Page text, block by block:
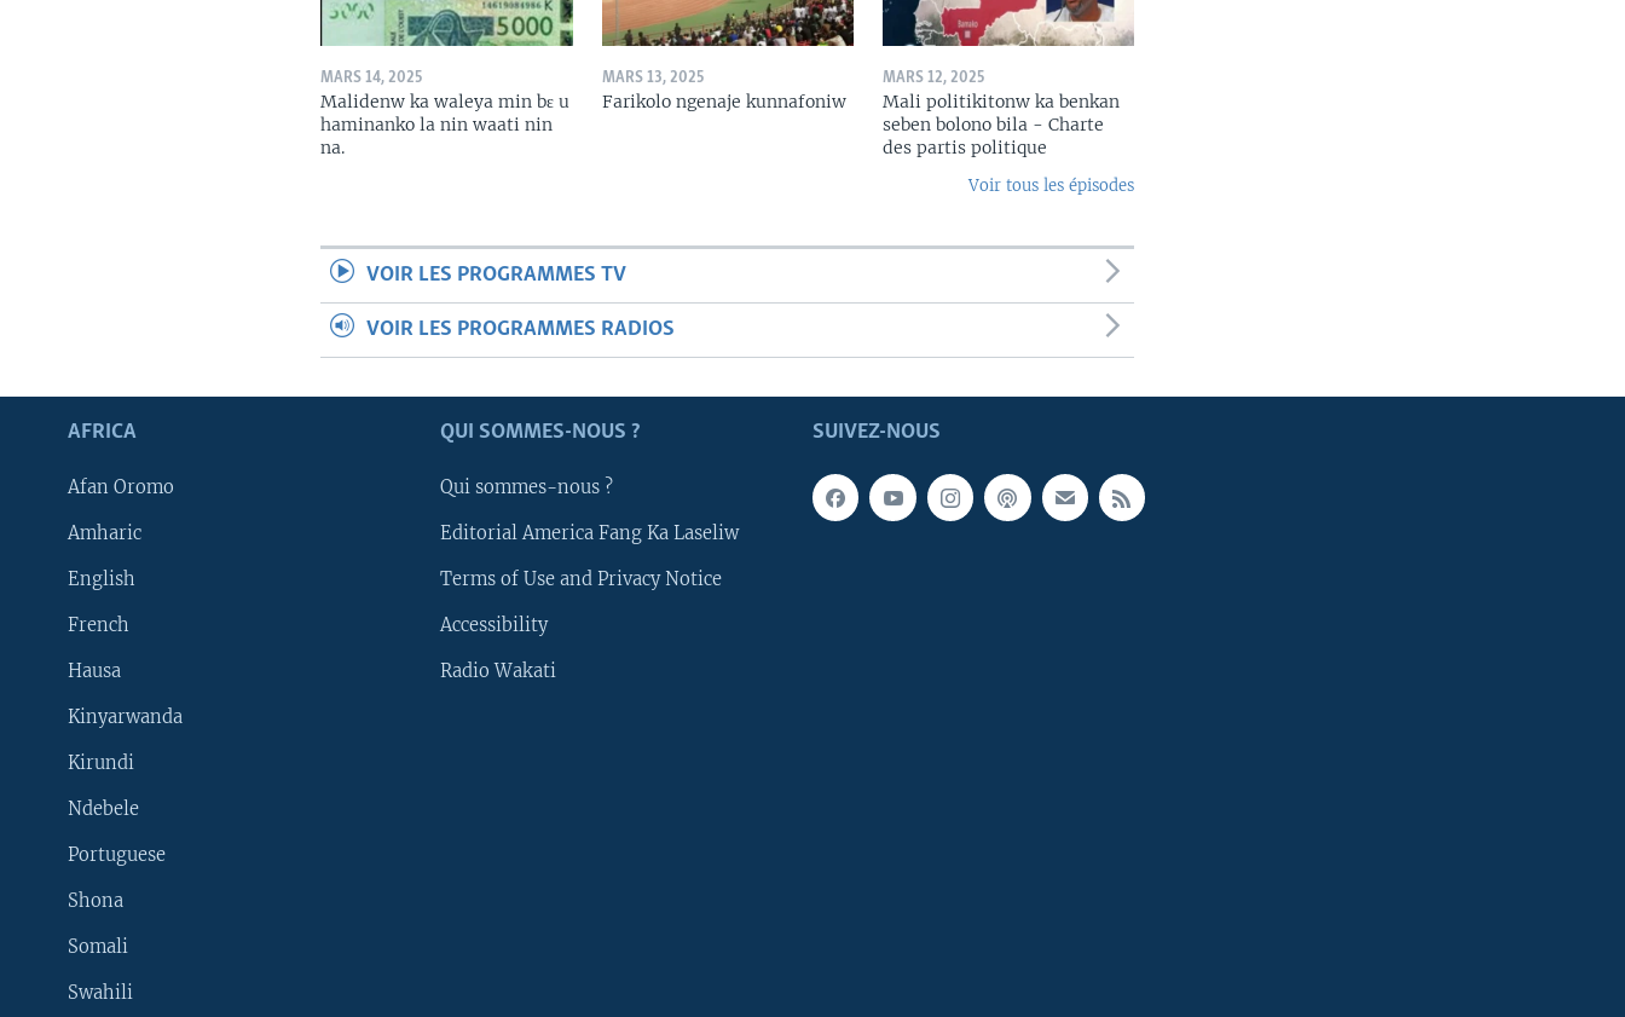
SUIVEZ-NOUS
MARS 14, 2025
Malidenw ka waleya min bɛ u
haminanko la nin waati nin
na.
MARS 13, 2025
Farikolo ngenaje kunnafoniw
MARS 12, 2025
Mali politikitonw ka benkan
seben bolono bila - Charte
des partis politique
Voir tous les épisodes
VOIR LES PROGRAMMES TV
VOIR LES PROGRAMMES RADIOS
SUIVEZ-NOUS
AFRICA
Afan Oromo
Amharic
English
French
Hausa
Kinyarwanda
Kirundi
Ndebele
Portuguese
Shona
Somali
Swahili
QUI SOMMES-NOUS ?
Qui sommes-nous ?
Editorial America Fang Ka Laseliw
Terms of Use and Privacy Notice
Accessibility
Radio Wakati